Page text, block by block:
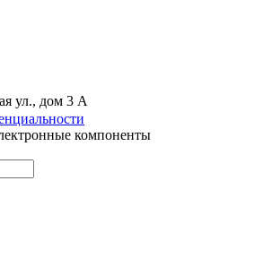
ул., дом 3 А
компоненты